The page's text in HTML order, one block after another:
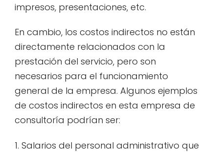
impresos, presentaciones, etc.
En cambio, los costos indirectos no están
directamente relacionados con la
prestación del servicio, pero son
necesarios para el funcionamiento
general de la empresa. Algunos ejemplos
de costos indirectos en esta empresa de
consultoría podrían ser:
1. Salarios del personal administrativo que